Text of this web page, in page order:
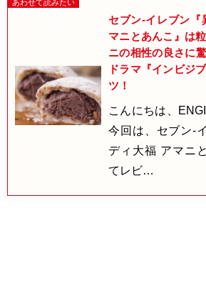
セブン-イレブン『
マニとあんこ』は
ニの相性の良さに
ドラマ『インビジ
ツ！
こんにちは、
今回は、セブン-
ディ大福 アマニ
てレビ…